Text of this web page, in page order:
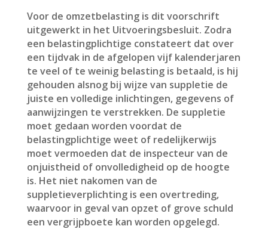
Voor de omzetbelasting is dit voorschrift
uitgewerkt in het Uitvoeringsbesluit. Zodra
een belastingplichtige constateert dat over
een tijdvak in de afgelopen vijf kalenderjaren
te veel of te weinig belasting is betaald, is hij
gehouden alsnog bij wijze van suppletie de
juiste en volledige inlichtingen, gegevens of
aanwijzingen te verstrekken. De suppletie
moet gedaan worden voordat de
belastingplichtige weet of redelijkerwijs
moet vermoeden dat de inspecteur van de
onjuistheid of onvolledigheid op de hoogte
is. Het niet nakomen van de
suppletieverplichting is een overtreding,
waarvoor in geval van opzet of grove schuld
een vergrijpboete kan worden opgelegd.